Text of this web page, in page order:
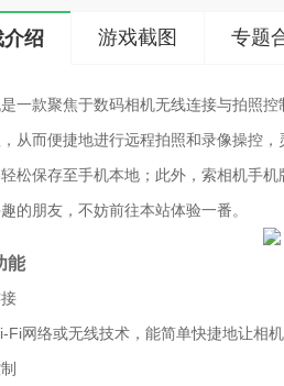
介绍 游戏截图 专题
一款聚焦于数码相机无线连接与拍照
从而便捷地进行远程拍照和录像操控
松保存至手机本地；此外，索相机手
的朋友，不妨前往本站体验一番。
能
Fi网络或无线技术，能简单快捷地让相